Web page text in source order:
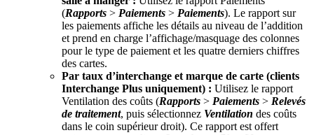
(Rapports > Paiements > Paiements). Le rapport sur
les paiements affiche les détails au niveau de l’addition
et prend en charge l’affichage/masquage des colonnes
pour le type de paiement et les quatre derniers chiffres
des cartes.
Par taux d’interchange et marque de carte (clients
Interchange Plus uniquement) : Utilisez le rapport
Ventilation des coûts (Rapports > Paiements > Relevés
de traitement, puis sélectionnez Ventilation des coûts
dans le coin supérieur droit). Ce rapport est offert